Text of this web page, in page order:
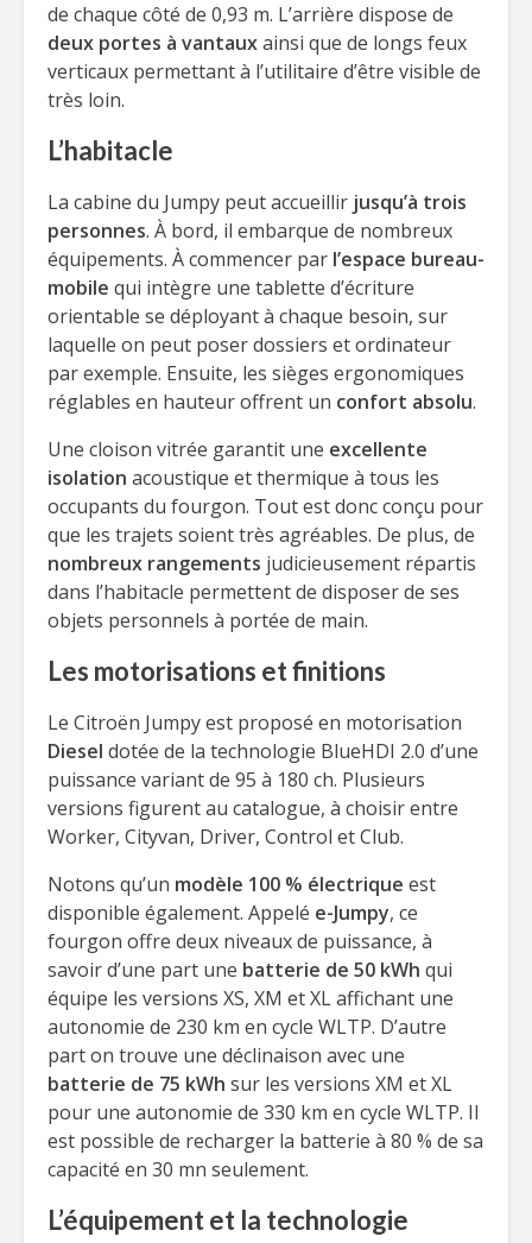
de chaque côté de 0,93 m. L’arrière dispose de
deux portes à vantauxainsi que de longs feux
verticaux permettant à l’utilitaire d’être visible de
très loin.
L’habitacle
La cabine du Jumpy peut accueillir jusqu’à trois
personnes. À bord, il embarque de nombreux
équipements. À commencer par l’espace bureau-
mobile qui intègre une tablette d’écriture
orientable se déployant à chaque besoin, sur
laquelle on peut poser dossiers et ordinateur
par exemple. Ensuite, les sièges ergonomiques
réglables en hauteur offrent un confort absolu.
Une cloison vitrée garantit une excellente
isolation acoustique et thermique à tous les
occupants du fourgon. Tout est donc conçu pour
que les trajets soient très agréables. De plus, de
nombreux rangements judicieusement répartis
dans l’habitacle permettent de disposer de ses
objets personnels à portée de main.
Les motorisations et finitions
Le Citroën Jumpy est proposé en motorisation
Diesel dotée de la technologie BlueHDI 2.0 d’une
puissance variant de 95 à 180 ch. Plusieurs
versions figurent au catalogue, à choisir entre
Worker, Cityvan, Driver, Control et Club.
Notons qu’un modèle 100 % électrique est
disponible également. Appelé e-Jumpy, ce
fourgon offre deux niveaux de puissance, à
savoir d’une part une batterie de 50 kWh qui
équipe les versions XS, XM et XL affichant une
autonomie de 230 km en cycle WLTP. D’autre
part on trouve une déclinaison avec une
batterie de 75 kWh sur les versions XM et XL
pour une autonomie de 330 km en cycle WLTP. Il
est possible de recharger la batterie à 80 % de sa
capacité en 30 mn seulement.
L’équipement et la technologie